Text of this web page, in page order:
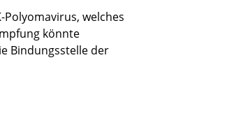
Polyomavirus, welches
könnte
Bindungsstelle der